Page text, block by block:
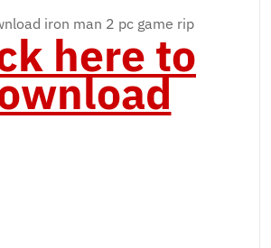
iron man 2 pc game rip
here to